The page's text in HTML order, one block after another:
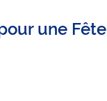
une Fête